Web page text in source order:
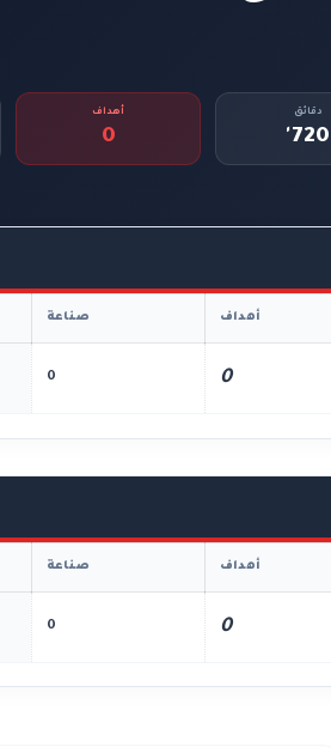
دقائق
720'
أهداف
0
أهداف صناعة
0
0
أهداف صناعة
0
0